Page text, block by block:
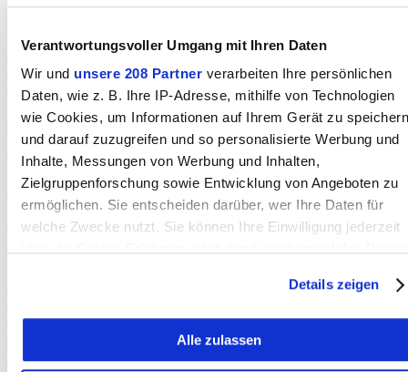
Verantwortungsvoller Umgang mit Ihren Daten
Wir und unsere 208 Partner verarbeiten Ihre persönlichen
Daten, wie z. B. Ihre IP-Adresse, mithilfe von Technologien
wie Cookies, um Informationen auf Ihrem Gerät zu speichern
und darauf zuzugreifen und so personalisierte Werbung und
Inhalte, Messungen von Werbung und Inhalten,
Zielgruppenforschung sowie Entwicklung von Angeboten zu
ermöglichen. Sie entscheiden darüber, wer Ihre Daten für
welche Zwecke nutzt. Sie können Ihre Einwilligung jederzeit
Informationen über Ihre geografische Lage erfassen,
welche bis auf einige Meter genau sein können
Details zeigen
Alle zulassen
Nächstes Spiel:
Sonntag, 20. Oktober 2019 14.00 Sandreutenen
FC Münsingen-FC Black Stars
Telegramm:
Tore:
8. Minute 0:1 Gasser
30. Minute 1:1
91. Minute 2:1
Der FC Münsingen spielte in folgender Formation:
Karrer, Marinkovic, Mumenthaler (31. Gafner), Rothen, Strahm,
Christen (68. Mustafi), Selmani, Murina, Lavorato (73. Rebronja) ,